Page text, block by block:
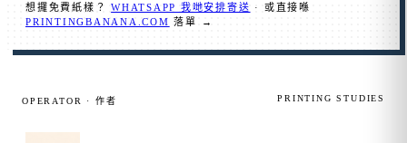
想攞免費紙樣？WHATSAPP 我哋安排寄送 · 或直接喺
PRINTINGBANANA.COM 落單 →
OPERATOR · 作者 PRINTING STUDIES